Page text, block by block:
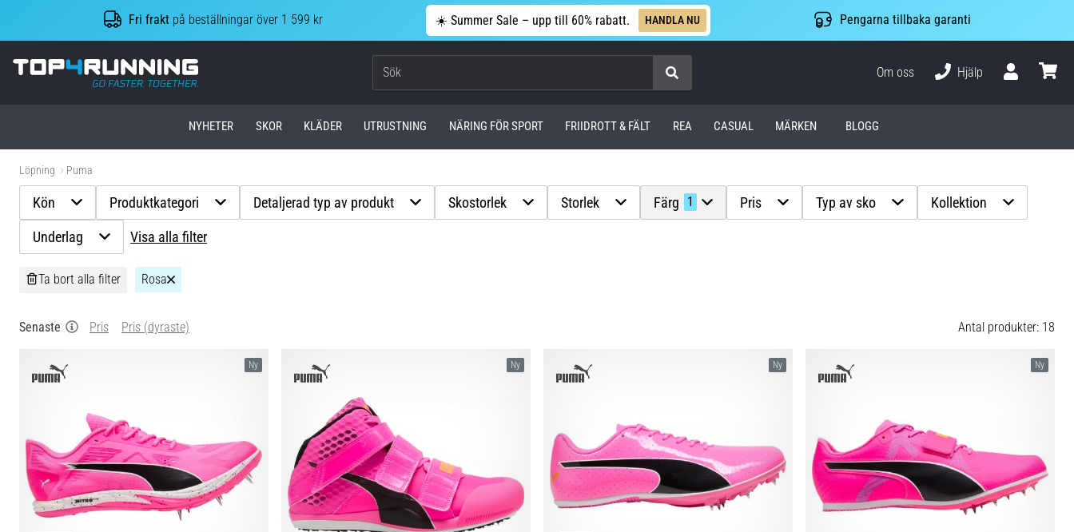
Fri frakt på beställningar över 1 599 kr ☀️ Summer Sale – upp till 60% rabatt. HANDLA NU Pengarna tillbaka garanti
Top4Running.se
Om oss
Hjälp
NYHETER SKOR KLÄDER UTRUSTNING NÄRING FÖR SPORT FRIIDROTT & FÄLT REA CASUAL MÄRKEN BLOGG
Löpning Puma
Kön Produktkategori Detaljerad typ av produkt Skostorlek Storlek Färg 1 Pris Typ av sko Kollektion
Underlag Visa alla filter
Ta bort alla filter Rosa
Senaste Pris Pris (dyraste) Antal produkter: 18
Ny Ny Ny Ny